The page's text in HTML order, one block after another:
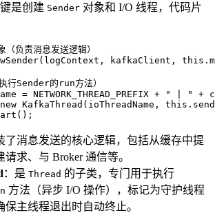
是创建 Sender 对象和 I/O 线程，代码片
负责消息发送逻辑）
kafkaClient, this
Sender的run方法）
= NETWORK_THREAD_PREFIX +
" | "
new KafkaThread (ioThreadName, this
了消息发送的核心逻辑，包括从缓存中提
求、与 Broker 通信等。
：是 Thread 的子类，专门用于执行
方法（异步 I/O 操作），标记为守护线程
保主线程退出时自动终止。